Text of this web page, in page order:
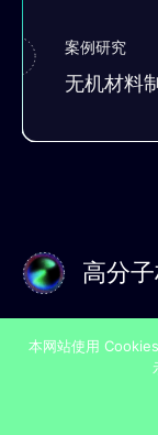
案例研究
无机材料
高分
AGV智能运输机
发流程自动化无
分子材料中离子
本网站使用